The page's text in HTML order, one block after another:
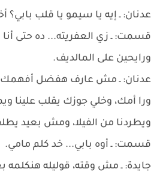
عدنان: ـ إيه يا سيمو يا قلب بابي؟
قسمت: ـ زي العفريته... ده حتى أنا
ورايحين على المالديف.
عدنان: ـ مش عارف هفضل أفهمك
ورا أمك، وخلي جوزك يقلب علينا
ويطردنا من الفيلا، ومش بعيد
قسمت: ـ أوه بابي... خد كلم مامي.
جايدة: ـ مش وقته، قوليله هنكلمه